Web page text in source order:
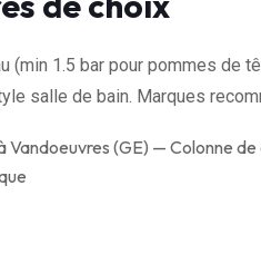
(min 1.5 bar pour pommes de
salle de bain. Marques